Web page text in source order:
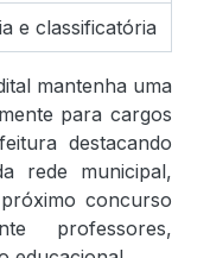
e classificatória
mantenha uma
para cargos
destacando
rede municipal,
concurso
professores,